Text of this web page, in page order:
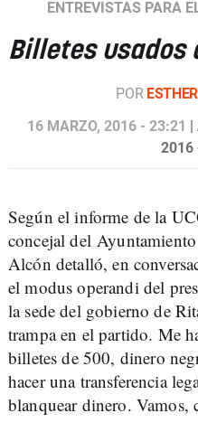
ENTREVISTAS PARA
Billetes usados
POR
16 MARZO, 2016 - 23:21 |
2016
Según el informe de la
concejal del
Alcón detalló, en
el modus operandi del
la sede del gobierno de
trampa en el partido. Me
billetes de 500, dinero
hacer una transferencia
blanquear dinero.